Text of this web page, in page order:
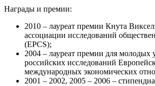
Награды и премии:
2010 – лауреат премии Кнута
ассоциации исследований
(EPCS);
2004 – лауреат премии для молодых
российских исследований
международных экономических
2001 – 2002, 2005 – 2006 –